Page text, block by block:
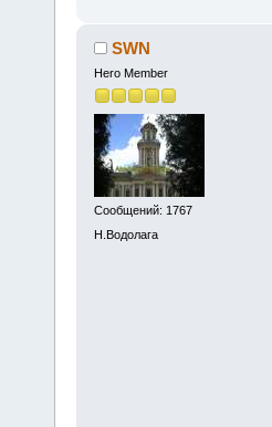
SWN
Hero Member
Сообщений: 1767
Н.Водолага